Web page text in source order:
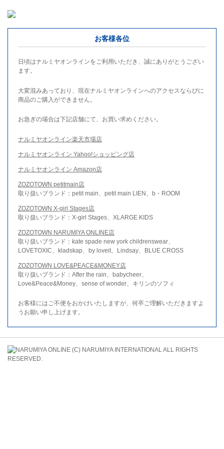
お客様各位
日頃はナルミヤオンラインをご利用いただき、誠にありがとうござい
ます。
大変混みあっており、現在ナルミヤオンラインへのアクセスならびに
商品のご購入ができません。
お急ぎの場合は下記店舗にて、お買い求めください。
ナルミヤオンライン楽天市場店
ナルミヤオンライン Yahoo!ショッピング店
ナルミヤオンライン Amazon店
ZOZOTOWN petitmain店
取り扱いブランド：petit main、petit main LIEN、b・ROOM
ZOZOTOWN X-girl Stages店
取り扱いブランド：X-girl Stages、XLARGE KIDS
ZOZOTOWN NARUMIYA ONLINE店
取り扱いブランド：kate spade new york childrenswear、
LOVETOXIC、kladskap、by loveit、Lindsay、BLUE CROSS
ZOZOTOWN LOVE&PEACE&MONEY店
取り扱いブランド：After the rain、babycheer、
Love&Peace&Money、sense of wonder、キリンのソフィ
お客様にはご不便をおかけいたしますが、何卒ご理解いただきますよ
うお願い申し上げます。